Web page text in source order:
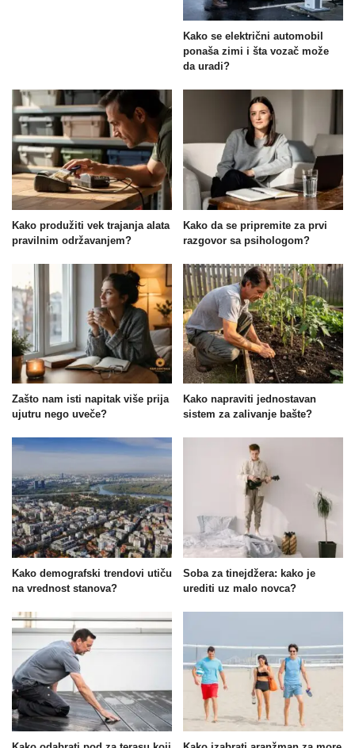
Kako se električni automobil
ponaša zimi i šta vozač može
da uradi?
Kako produžiti vek trajanja alata
pravilnim održavanjem?
Kako da se pripremite za prvi
razgovor sa psihologom?
Zašto nam isti napitak više prija
ujutru nego uveče?
Kako napraviti jednostavan
sistem za zalivanje bašte?
Kako demografski trendovi utiču
na vrednost stanova?
Soba za tinejdžera: kako je
urediti uz malo novca?